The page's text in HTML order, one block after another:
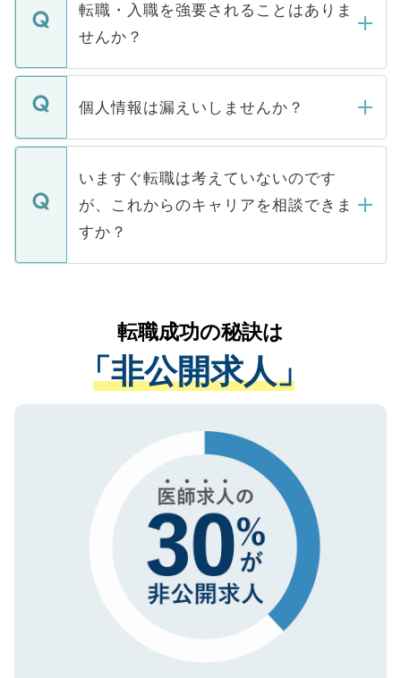
うち約3割は、Webサイトからご覧いただ
けない「非公開求人」です。非公開求人は
下記の理由によって、一般には公開してい
ません。
■応募殺到を避けるため 人気のある医療機
関を公にしてしまうと、応募が殺到する場
に、医療機関が求める条件に合った人材の
みを人材紹介会社に依頼するケースが増え
ています。
転職・入職を強要されることはありま
せんか？
転職・入職を強要することは一切ありませ
ん。また、仮に応募先から内定をいただい
定を承諾する必要はありません。内定先へ
の辞退の連絡はキャリアパートナーが行い
個人情報は漏えいしませんか？
個人情報が漏えいすることはありませんの
で、ご安心ください。当サイトからの登録
などで収集したご登録者様の個人情報は、
ご本人のキャリアアップおよび転職活動の
支援を目的に使用いたします。お預かりし
ているすべての個人データはご本人の許可
は、個人情報の取り扱いについての厳密な
管理基準を満たした事業者のみに付与され
る、プライバシーマークを取得済みです。
で、機密保持に関してもご安心ください。
いますぐ転職は考えていないのです
が、これからのキャリアを相談できま
すか？
かがいして、現在の医療機関の状況や紹介
経験をまじえながら、適切なアドバイスを
させていただきます。すぐにご転職をされ
ない方には、長期的なサポートが可能です
ので、まずはご登録ください。
転職成功の秘訣は
「非公開求人」